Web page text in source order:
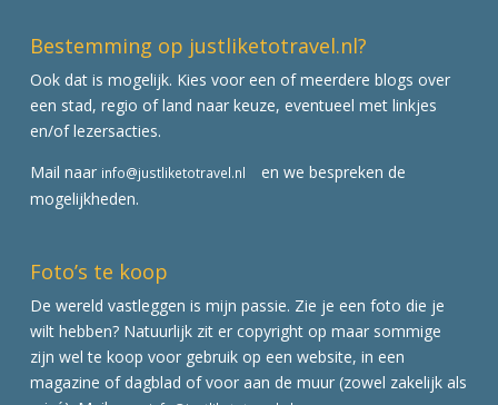
Bestemming op justliketotravel.nl?
Ook dat is mogelijk. Kies voor een of meerdere blogs over
een stad, regio of land naar keuze, eventueel met linkjes
en/of lezersacties.
Mail naar info@justliketotravel.nl
en we bespreken de
mogelijkheden.
Foto’s te koop
De wereld vastleggen is mijn passie. Zie je een foto die je
wilt hebben? Natuurlijk zit er copyright op maar sommige
zijn wel te koop voor gebruik op een website, in een
magazine of dagblad of voor aan de muur (zowel zakelijk als